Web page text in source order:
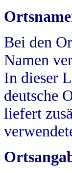
Bei den
Namen
In dieser
deutsche
liefert